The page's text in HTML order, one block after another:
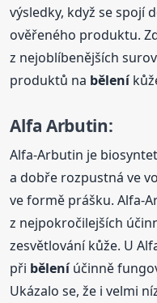
výsledky, když se spojí
ověřeného produktu.
z nejoblíbenějších
produktů na bělení
Alfa Arbutin:
Alfa-Arbutin je
a dobře rozpustná ve
ve formě prášku. Alfa-
z nejpokročilejších
zesvětlování kůže. U
při běleníúčinně
Ukázalo se, že i velmi